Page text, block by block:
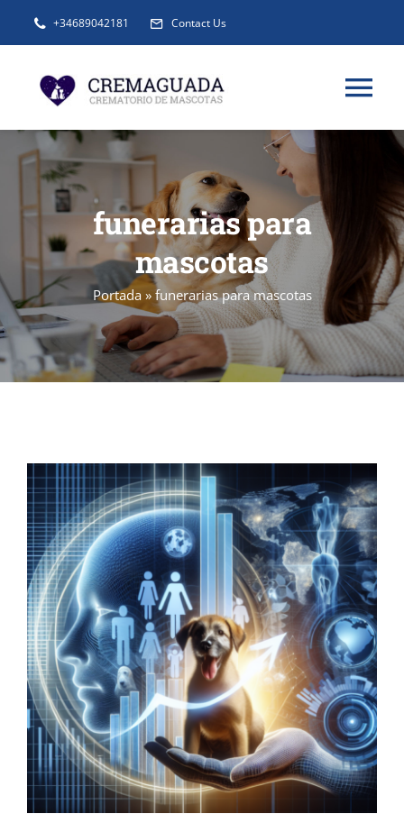
+34689042181 Contact Us
INFORMACIÓN
SERVICIOS
URNAS Y RECUERDOS
BLOG
funerarias para
mascotas
Portada » funerarias para mascotas